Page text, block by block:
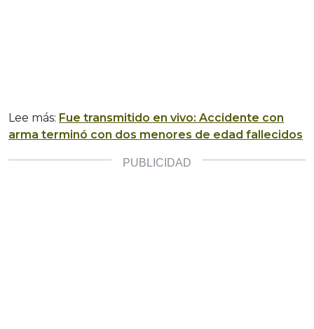
Lee más: Fue transmitido en vivo: Accidente con
arma terminó con dos menores de edad fallecidos